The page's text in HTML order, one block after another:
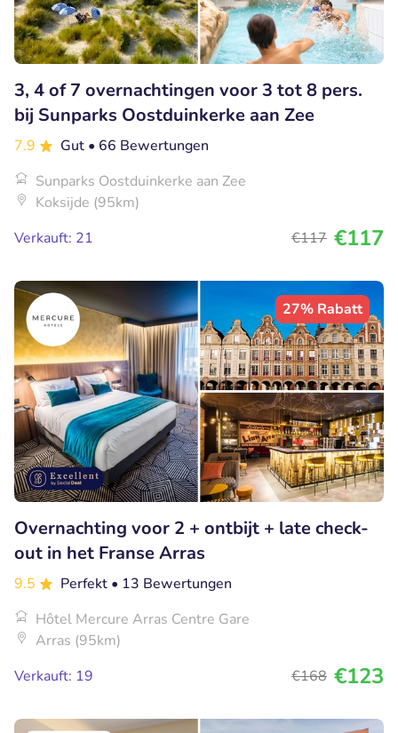
3, 4 of 7 overnachtingen voor 3 tot 8 pers.
bij Sunparks Oostduinkerke aan Zee
7.9 Gut • 66 Bewertungen
Sunparks Oostduinkerke aan Zee
Koksijde (95km)
Verkauft: 21
€117 €117
27% Rabatt
Overnachting voor 2 + ontbijt + late check-
out in het Franse Arras
9.5 Perfekt • 13 Bewertungen
Hôtel Mercure Arras Centre Gare
Arras (95km)
Verkauft: 19
€168 €123